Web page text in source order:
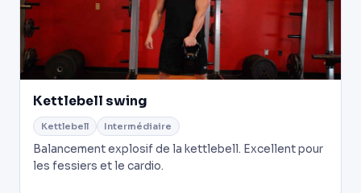
Kettlebell swing
Kettlebell Intermédiaire
Balancement explosif de la kettlebell. Excellent pour
les fessiers et le cardio.